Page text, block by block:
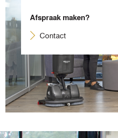
Afspraak maken?
Contact